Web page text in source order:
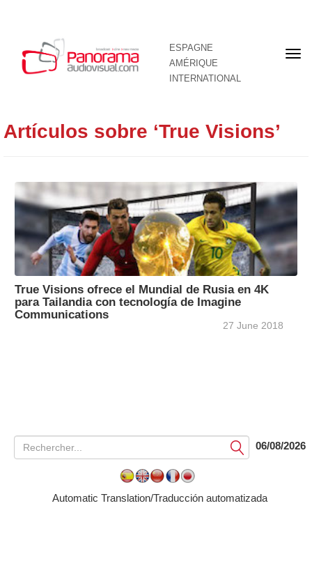
ESPAGNE
AMÉRIQUE
INTERNATIONAL
Artículos sobre ‘True Visions’
True Visions ofrece el Mundial de Rusia en 4K
para Tailandia con tecnología de Imagine
Communications
27 June 2018
Soumettre06/08/2026
Automatic Translation/Traducción automatizada